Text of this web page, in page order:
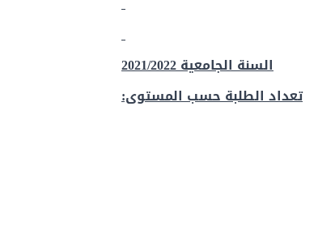
السنة الجامعية 2021/2022
تعداد الطلبة حسب المستوى: